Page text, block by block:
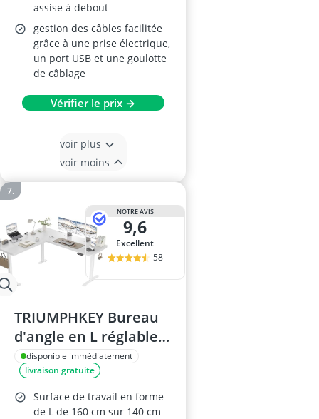
assise à debout
gestion des câbles facilitée
grâce à une prise électrique,
un port USB et une goulotte
de câblage
Vérifier le prix →
voir plus
voir moins
NOTRE AVIS
9,6
Excellent
58
TRIUMPHKEY Bureau
d'angle en L réglable
en hauteur, motorisé,
blanc, 3 pieds, 160 x
140 cm
disponible immédiatement
livraison gratuite
Surface de travail en forme
de L de 160 cm sur 140 cm